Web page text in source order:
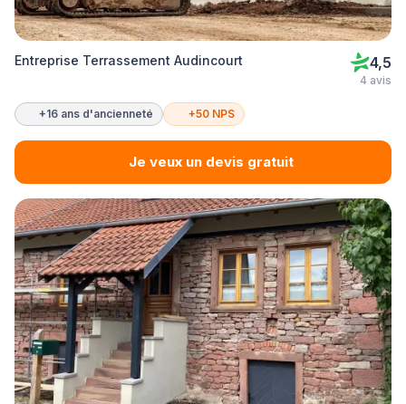
Entreprise Terrassement Audincourt 4,5
4 avis
+16 ans d'ancienneté +50 NPS
Je veux un devis gratuit